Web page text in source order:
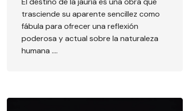
trasciende su aparente sencillez como
fábula para ofrecer una reflexión
poderosa y actual sobre la naturaleza
humana ….